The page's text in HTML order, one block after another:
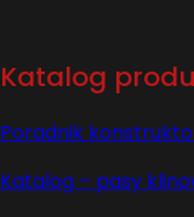
Katalog
Poradnik
Katalog – pasy